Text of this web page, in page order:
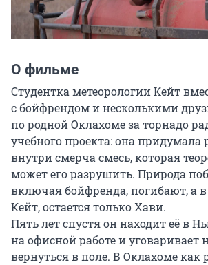
О фильме
Студентка метеорологии Кейт
с бойфрендом и несколькими
по родной Оклахоме за торнадо
учебного проекта: она придумала
внутри смерча смесь, которая
может его разрушить. Природа
включая бойфренда, погибают, а
Кейт, остается только Хави.
Пять лет спустя он находит её в
на офисной работе и уговаривает
вернуться в поле. В Оклахоме как